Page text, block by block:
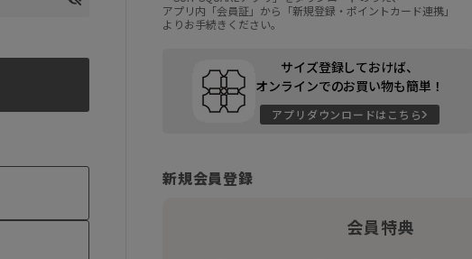
アプリ内「会員証」から「新規登録・ポイントカード連携」
よりお手続きください。
サイズ登録しておけば、
オンラインでのお買い物も簡単！
アプリダウンロードはこちら
新規会員登録
会員特典